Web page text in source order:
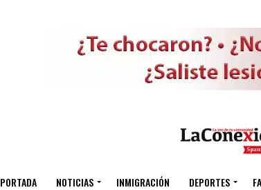
PORTADA NOTICIAS INMIGRACIÓN DEPORTES